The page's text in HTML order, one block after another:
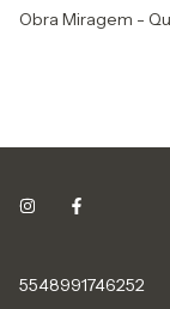
Obra Miragem -
5548991746252